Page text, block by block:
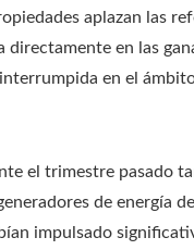
aplazan las
en las
en el
el trimestre pasado
de energía
impulsado